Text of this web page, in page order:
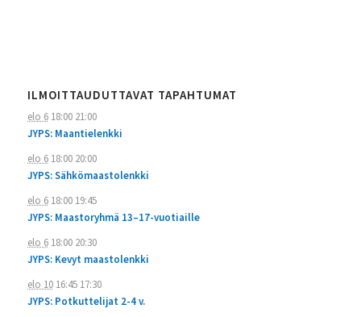
ILMOITTAUDUTTAVAT TAPAHTUMAT
elo 618:00 21:00
JYPS: Maantielenkki
elo 618:00 20:00
JYPS: Sähkömaastolenkki
elo 618:00 19:45
JYPS: Maastoryhmä 13–17-vuotiaille
elo 618:00 20:30
JYPS: Kevyt maastolenkki
elo 1016:45 17:30
JYPS: Potkuttelijat 2-4 v.